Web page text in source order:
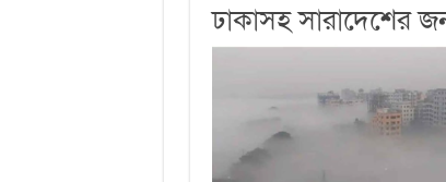
ঢাকাসহ সারাদেশের